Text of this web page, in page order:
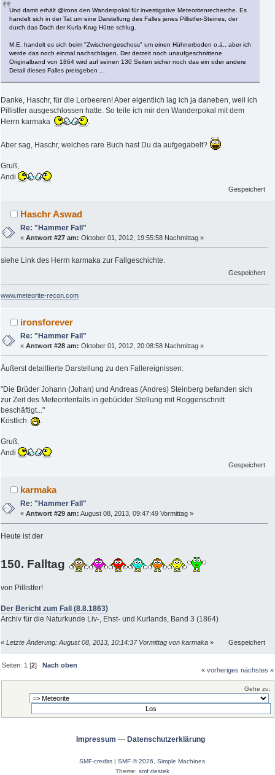
Und damit erhält @irons den Wanderpokal für investigative Meteoritenrecherche. Es
handelt sich in der Tat um eine Darstellung des Falles jenes Pillistfer-Steines, der
durch das Dach der Kurla-Krug Hütte schlug.
M.E. handelt es sich beim "Zwischengeschoss" um einen Hühnerboden o.ä., aber ich
werde das noch einmal nachschlagen. Der derzeit noch unaufgeschnittene
Originalband von 1864 wird auf seinen 130 Seiten sicher noch das ein oder andere
Detail dieses Falles preisgeben ...
Danke, Haschr, für die Lorbeeren! Aber eigentlich lag ich ja daneben, weil ich
Pillistfer ausgeschlossen hatte. So teile ich mir den Wanderpokal mit dem
Herrn karmaka
Aber sag, Haschr, welches rare Buch hast Du da aufgegabelt?
Gruß,
Andi
Gespeichert
Haschr Aswad
Re: "Hammer Fall"
«Antwort #27 am: Oktober 01, 2012, 19:55:58 Nachmittag »
siehe Link des Herrn karmaka zur Fallgeschichte.
Gespeichert
www.meteorite-recon.com
ironsforever
Re: "Hammer Fall"
«Antwort #28 am: Oktober 01, 2012, 20:08:58 Nachmittag »
Äußerst detaillierte Darstellung zu den Fallereignissen:
"Die Brüder Johann (Johan) und Andreas (Andres) Steinberg befanden sich
zur Zeit des Meteoritenfalls in gebückter Stellung mit Roggenschnitt
beschäftigt..."
Köstlich
.
Gruß,
Andi
Gespeichert
karmaka
Re: "Hammer Fall"
«Antwort #29 am: August 08, 2013, 09:47:49 Vormittag »
Heute ist der
150. Falltag
von Pillistfer!
Der Bericht zum Fall (8.8.1863)
Archiv für die Naturkunde Liv-, Ehst- und Kurlands, Band 3 (1864)
« Letzte Änderung: August 08, 2013, 10:14:37 Vormittag von karmaka » Gespeichert
Seiten: 1 [2]Nach oben
« vorheriges nächstes »
Gehe zu:
Impressum --- Datenschutzerklärung
SMF-credits | SMF © 2026, Simple Machines
Theme: smf destek